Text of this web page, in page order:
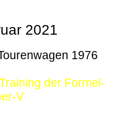
2021
1976
der Formel-
V